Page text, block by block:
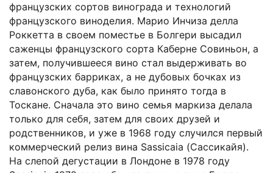
французских сортов винограда и технологий
французского виноделия. Марио Инчиза делла
Роккетта в своем поместье в Болгери высадил
саженцы французского сорта Каберне Совиньон, а
затем, получившееся вино стал выдерживать во
французских барриках, а не дубовых бочках из
славонского дуба, как было принято тогда в
Тоскане. Сначала это вино семья маркиза делала
только для себя, затем для своих друзей и
родственников, и уже в 1968 году случился первый
коммерческий релиз вина Sassicaia (Сассикайя).
На слепой дегустации в Лондоне в 1978 году